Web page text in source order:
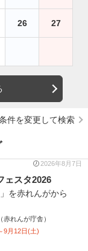
26 27
件を変更して検索
2026年8月7日
ェスタ2026
を赤れんがから
れんが庁舎）
9月12日(土)